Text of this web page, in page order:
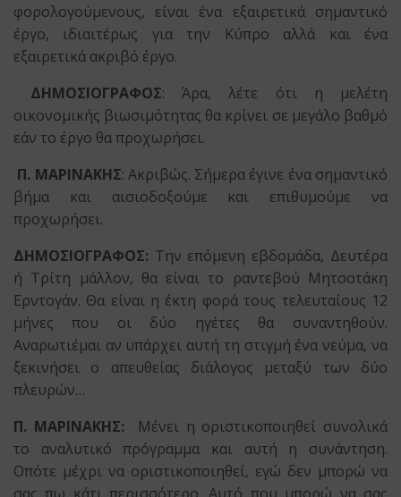
φορολογούμενους, είναι ένα εξαιρετικά σημαντικό
έργο, ιδιαιτέρως για την Κύπρο αλλά και ένα
εξαιρετικά ακριβό έργο.
ΔΗΜΟΣΙΟΓΡΑΦΟΣ: Άρα, λέτε ότι η μελέτη
οικονομικής βιωσιμότητας θα κρίνει σε μεγάλο βαθμό
εάν το έργο θα προχωρήσει.
Π. ΜΑΡΙΝΑΚΗΣ: Ακριβώς. Σήμερα έγινε ένα σημαντικό
βήμα και αισιοδοξούμε και επιθυμούμε να
προχωρήσει.
ΔΗΜΟΣΙΟΓΡΑΦΟΣ: Την επόμενη εβδομάδα, Δευτέρα
ή Τρίτη μάλλον, θα είναι το ραντεβού Μητσοτάκη
Ερντογάν. Θα είναι η έκτη φορά τους τελευταίους 12
μήνες που οι δύο ηγέτες θα συναντηθούν.
Αναρωτιέμαι αν υπάρχει αυτή τη στιγμή ένα νεύμα, να
ξεκινήσει ο απευθείας διάλογος μεταξύ των δύο
πλευρών…
Π. ΜΑΡΙΝΑΚΗΣ:
Μένει η οριστικοποιηθεί συνολικά
το αναλυτικό πρόγραμμα και αυτή η συνάντηση.
Οπότε μέχρι να οριστικοποιηθεί, εγώ δεν μπορώ να